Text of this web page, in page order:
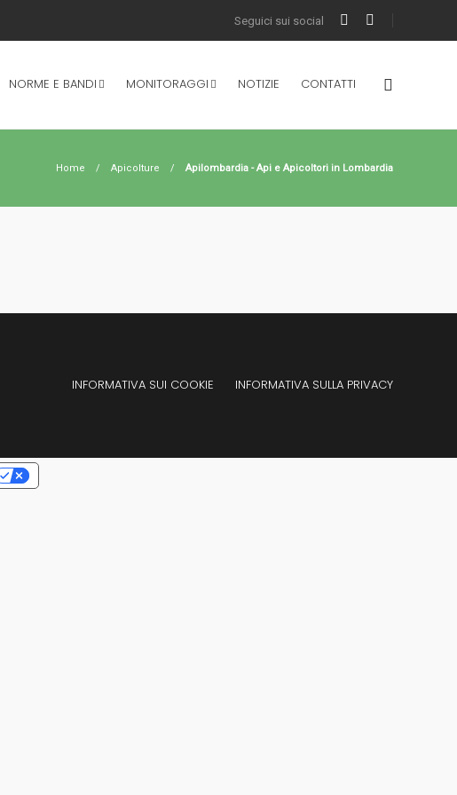
NORME E BANDI MONITORAGGI NOTIZIE CONTATTI
Home Apicolture Apilombardia - Api e Apicoltori in Lombardia
INFORMATIVA SUI COOKIE INFORMATIVA SULLA PRIVACY